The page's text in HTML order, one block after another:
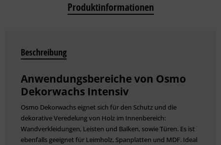
Produktinformationen
Beschreibung
Anwendungsbereiche von Osmo
Dekorwachs Intensiv
Osmo Dekorwachs eignet sich für den Schutz und die
dekorative Veredelung von Holz im Innenbereich:
Wandverkleidungen, Leisten und Balken, sowie Türen. Es ist
ebenfalls geeignet für Leimholz, Spanplatten und MDF. Ideal